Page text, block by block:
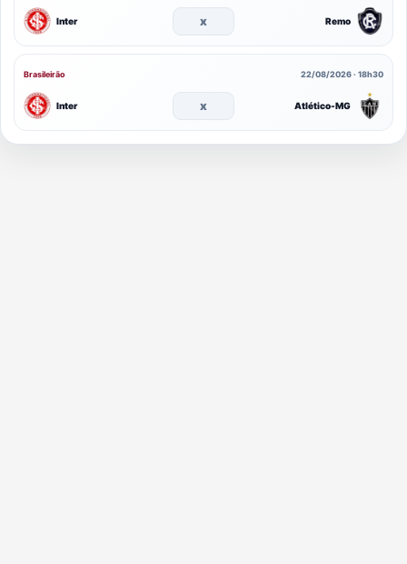
Inter x Remo
Brasileirão 22/08/2026 · 18h30
Inter x Atlético-MG